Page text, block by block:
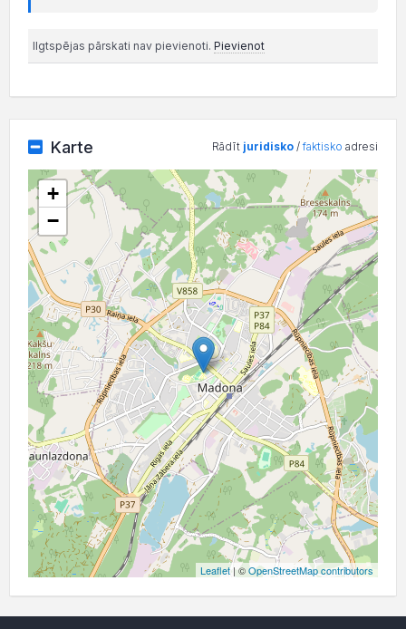
Ilgtspējas pārskati nav pievienoti. Pievienot
Karte Rādīt juridisko /faktisko adresi
+
−
Leaflet| ©OpenStreetMap contributors